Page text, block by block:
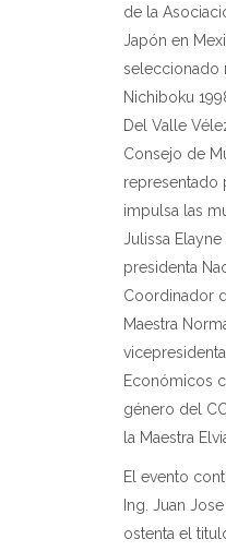
de la
Japón en
seleccionado
Nichiboku
Del Valle
Consejo de
representado
impulsa las
Julissa
presidenta
Coordinador
Maestra
Económicos
género del
la Maestra
El evento
Ing. Juan
ostenta el